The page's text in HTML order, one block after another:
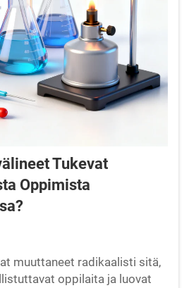
Tukevat
Oppimista
muuttaneet radikaalisti sitä,
oppilaita ja luovat